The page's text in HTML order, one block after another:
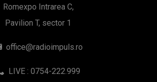
Romexpo Intrarea C,
Pavilion T, sector 1
office@radioimpuls.ro
LIVE : 0754-222.999